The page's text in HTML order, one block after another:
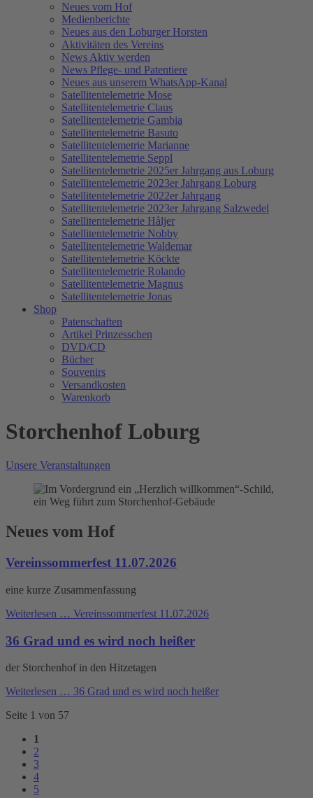
Neues vom Hof
Medienberichte
Neues aus den Loburger Horsten
Aktivitäten des Vereins
News Aktiv werden
News Pflege- und Patentiere
Neues aus unserem WhatsApp-Kanal
Satellitentelemetrie Mose
Satellitentelemetrie Claus
Satellitentelemetrie Gambia
Satellitentelemetrie Basuto
Satellitentelemetrie Marianne
Satellitentelemetrie Seppl
Satellitentelemetrie 2025er Jahrgang aus Loburg
Satellitentelemetrie 2023er Jahrgang Loburg
Satellitentelemetrie 2022er Jahrgang
Satellitentelemetrie 2023er Jahrgang Salzwedel
Satellitentelemetrie Håljer
Satellitentelemetrie Nobby
Satellitentelemetrie Waldemar
Satellitentelemetrie Köckte
Satellitentelemetrie Rolando
Satellitentelemetrie Magnus
Satellitentelemetrie Jonas
Shop
Patenschaften
Artikel Prinzesschen
DVD/CD
Bücher
Souvenirs
Versandkosten
Warenkorb
Storchenhof Loburg
Unsere Veranstaltungen
Neues vom Hof
Vereinssommerfest 11.07.2026
eine kurze Zusammenfassung
Weiterlesen … Vereinssommerfest 11.07.2026
36 Grad und es wird noch heißer
der Storchenhof in den Hitzetagen
Weiterlesen … 36 Grad und es wird noch heißer
Seite 1 von 57
1
2
3
4
5